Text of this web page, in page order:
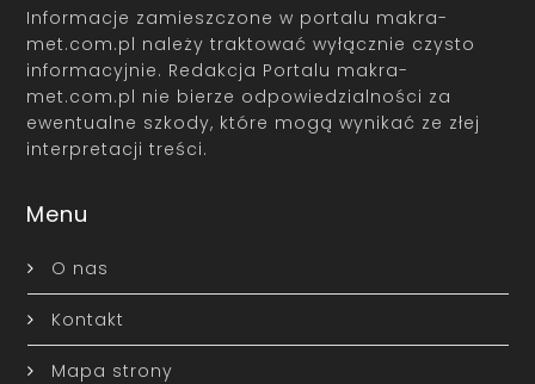
Informacje zamieszczone w portalu makra-
met.com.pl należy traktować wyłącznie czysto
informacyjnie. Redakcja Portalu makra-
met.com.pl nie bierze odpowiedzialności za
ewentualne szkody, które mogą wynikać ze złej
interpretacji treści.
Menu
O nas
Kontakt
Mapa strony